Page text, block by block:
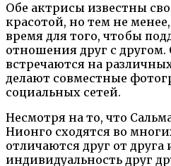
Обе актрисы известны
красотой, но тем не
время для того, чтобы
отношения друг с другом.
встречаются на
делают совместные
социальных сетей.
Несмотря на то, что
Нионго сходятся во
отличаются друг от
индивидуальность друг